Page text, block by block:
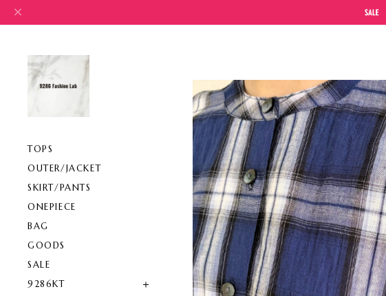
TOPS
OUTER/JACKET
SKIRT/PANTS
ONEPIECE
BAG
GOODS
SALE
9286KT